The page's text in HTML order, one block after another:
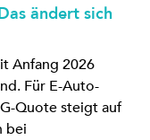
ändert sich
Anfang 2026
Für E-Auto-
Quote steigt auf
bei